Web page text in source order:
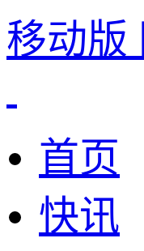
移动版
首页
快讯